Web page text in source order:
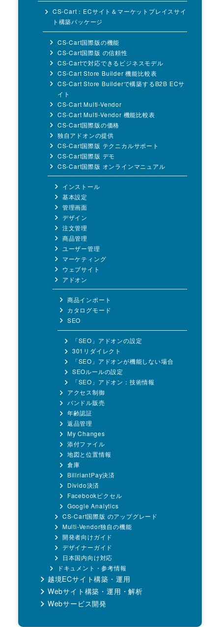
CS-Cart：ECサイト＆マーケットプレイスサイ
ト構築パッケージ
CS-Cart国際版の機能
CS-Cart国際版 の信頼性
CS-Cartで対応できるビジネスモデル
CS-Cart Store Builder 機能比較表
CS-Cart Store Builderで構築するB2B ECサ
イト
CS-Cart Multi-Vendor
CS-Cart Multi-Vendor 機能比較表
CS-Cart国際版の価格
独自アドオンの提供
CS-Cart国際版 テクニカルサポート
CS-Cart国際版 デモ
CS-Cart国際版 オンラインマニュアル
インストール
基本設定
管理画面
デザイン
注文管理
商品管理
ユーザー管理
マーケティング
ウェブサイト
アドオン
商品インポート
カタログモード
SEO
「SEO」アドオンの設定
301リダイレクト
「SEO」アドオンが機能しない場合
SEOルールの設定
「SEO」アドオン：技術情報
アクセス制御
バンドル販売
年齢認証
返品管理
My Changes
添付ファイル
地図と位置情報
倉庫
BillriantPay決済
Divido決済
Facebookピクセル
Google Analytics
CS-Cart国際版 のアップグレード
Multi-Vendor独自の機能
開発者向けガイド
デザイナーガイド
日本国内向け対応
ドキュメント・参考情報
越境ECサイト構築・運用
Webサイト構築・運用・解析
Webサービス開発